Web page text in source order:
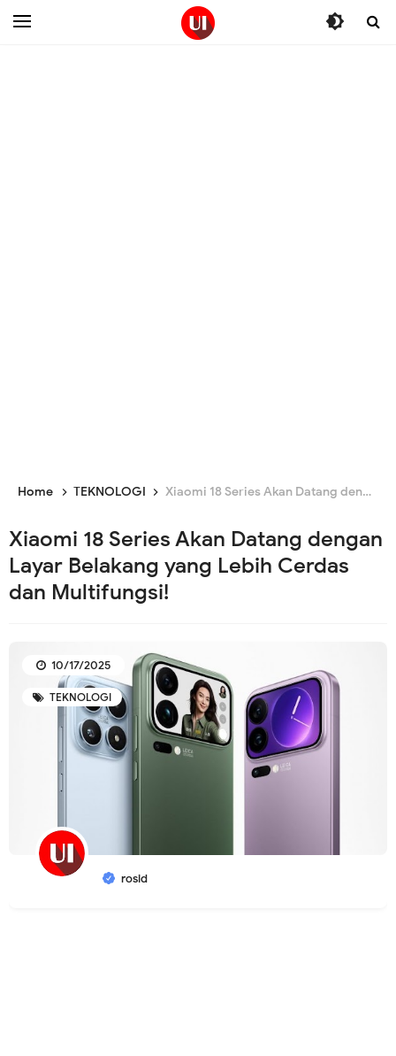
Home TEKNOLOGI Xiaomi 18 Series Akan Datang dengan Layar Belakang yang Lebih Cerdas dan Multifungsi!
Xiaomi 18 Series Akan Datang dengan
Layar Belakang yang Lebih Cerdas
dan Multifungsi!
TEKNOLOGI
rosid
10/17/2025